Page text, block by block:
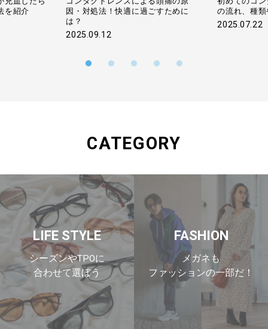
ために
の流れ、種類や選び方も解説
2025.07.22
する？費用
2025.07.04
CATEGORY
LIFE STYLE
シーズンやTPOに
合わせて選ぼう
FASHION
メガネも
ファッションの一部だ！